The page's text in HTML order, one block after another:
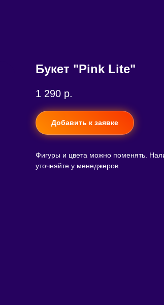
Букет "Pink Lite"
1 290 р.
Добавить к заявке
Фигуры и цвета можно поменять.
уточняйте у менеджеров.